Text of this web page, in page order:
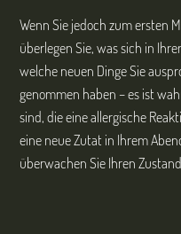
Wenn Sie jedoch zum ersten
überlegen Sie, was sich in
welche neuen Dinge Sie
genommen haben – es ist
sind, die eine allergische
eine neue Zutat in Ihrem
überwachen Sie Ihren